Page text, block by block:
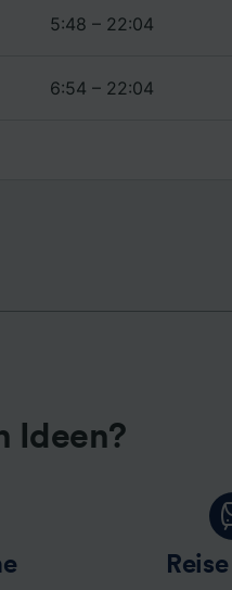
5:48 – 22:04
6:54 – 22:04
Ideen?